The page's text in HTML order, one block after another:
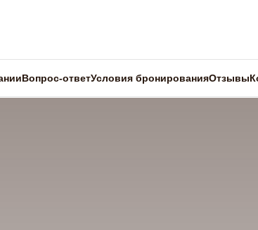
Вопрос-ответУсловия бронированияОтзывы